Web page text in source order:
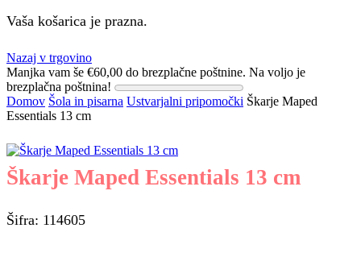
Vaša košarica je prazna.
Nazaj v trgovino
Manjka vam še €60,00 do brezplačne poštnine. Na voljo je
brezplačna poštnina!
Domov Šola in pisarna Ustvarjalni pripomočki Škarje Maped
Essentials 13 cm
Škarje Maped Essentials 13 cm
Šifra: 114605